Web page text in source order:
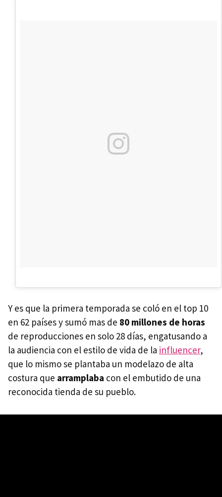
Y es que la primera temporada se coló en el top 10
en 62 países y sumó mas de 80 millones de horas
de reproducciones en solo 28 días, engatusando a
la audiencia con el estilo de vida de la influencer,
que lo mismo se plantaba un modelazo de alta
costura que arramplaba con el embutido de una
reconocida tienda de su pueblo.